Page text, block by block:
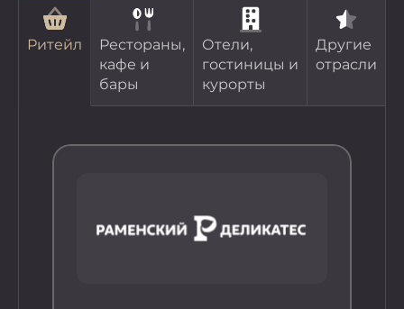
Ритейл
Рестораны,
кафе и
бары
Отели,
гостиницы и
курорты
Другие
отрасли